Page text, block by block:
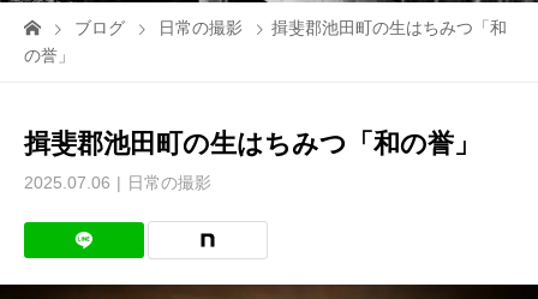
ブログ 日常の撮影
揖斐郡池田町の生はちみつ「和
の誉」
揖斐郡池田町の生はちみつ「和の誉」
2025.07.06 日常の撮影